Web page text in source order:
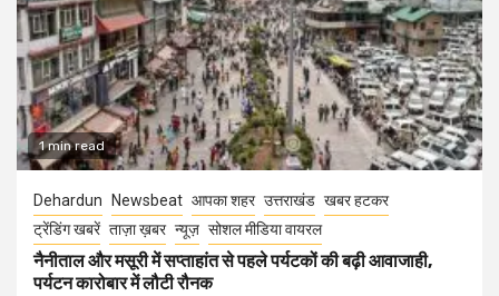
1 min read
Dehardun Newsbeat आपका शहर उत्तराखंड खबर हटकर
ट्रेंडिंग खबरें ताज़ा ख़बर न्यूज़ सोशल मीडिया वायरल
नैनीताल और मसूरी में सप्ताहांत से पहले पर्यटकों की बढ़ी आवाजाही,
पर्यटन कारोबार में लौटी रौनक